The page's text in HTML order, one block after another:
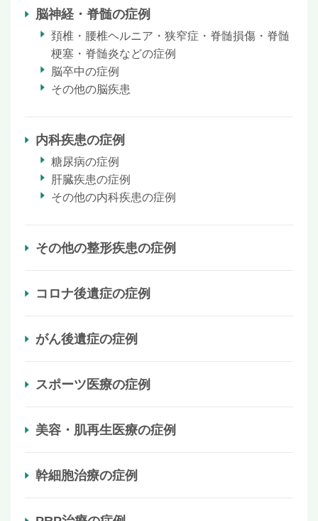
脳神経・脊髄の症例
頚椎・腰椎ヘルニア・狭窄症・脊髄損傷・脊髄
梗塞・脊髄炎などの症例
脳卒中の症例
その他の脳疾患
内科疾患の症例
糖尿病の症例
肝臓疾患の症例
その他の内科疾患の症例
その他の整形疾患の症例
コロナ後遺症の症例
がん後遺症の症例
スポーツ医療の症例
美容・肌再生医療の症例
幹細胞治療の症例